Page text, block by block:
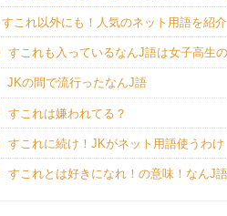
すこれ以外にも！人気のネット用語を紹介
すこれも入っているなんJ語は女子高生
JKの間で流行ったなんJ語
すこれは嫌われてる？
すこれに続け！JKがネット用語使うわけ
すこれとは好きになれ！の意味！なんJ